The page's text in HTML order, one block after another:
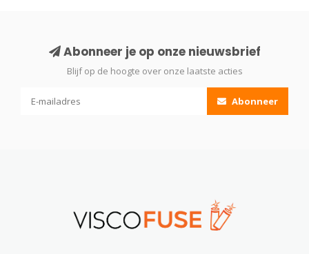
Abonneer je op onze nieuwsbrief
Blijf op de hoogte over onze laatste acties
Abonneer